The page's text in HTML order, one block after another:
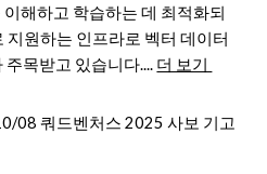
해하고 학습하는 데 최적화되
지원하는 인프라로 벡터 데이터
목받고 있습니다.... 더 보기
/08 쿼드벤처스 2025 사보 기고